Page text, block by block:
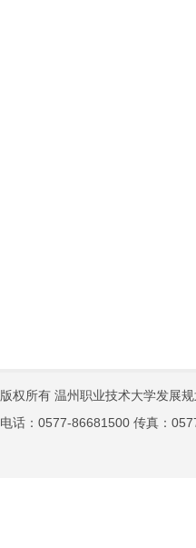
版权所有 温州职业技术大学发展规
电话：0577-86681500 传真：